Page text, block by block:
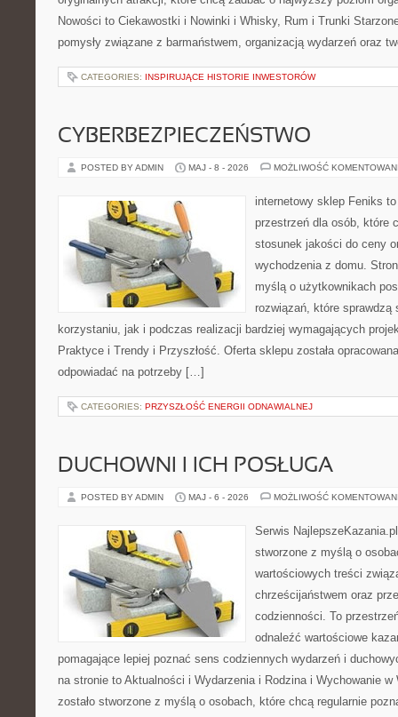
Nowości to Ciekawostki i Nowinki i Whisky, Rum i Trunki
pomysły związane z barmaństwem, organizacją wydarzeń oraz
CATEGORIES: INSPIRUJĄCE HISTORIE INWESTORÓW
CYBERBEZPIECZEŃSTWO
POSTED BY ADMIN MAJ - 8 - 2026 MOŻLIWOŚĆ
internetowy sklep Feniks
przestrzeń dla osób, które
stosunek jakości do ceny
wychodzenia z domu.
myślą o użytkownikach
rozwiązań, które sprawdzą
korzystaniu, jak i podczas realizacji bardziej wymagających
Praktyce i Trendy i Przyszłość. Oferta sklepu została
odpowiadać na potrzeby […]
CATEGORIES: PRZYSZŁOŚĆ ENERGII ODNAWIALNEJ
DUCHOWNI I ICH POSŁUGA
POSTED BY ADMIN MAJ - 6 - 2026 MOŻLIWOŚĆ
Serwis
stworzone z myślą o
wartościowych treści
chrześcijaństwem oraz
codzienności. To
odnaleźć wartościowe
pomagające lepiej poznać sens codziennych wydarzeń i
na stronie to Aktualności i Wydarzenia i Rodzina i Wychowanie
zostało stworzone z myślą o osobach, które chcą regularnie